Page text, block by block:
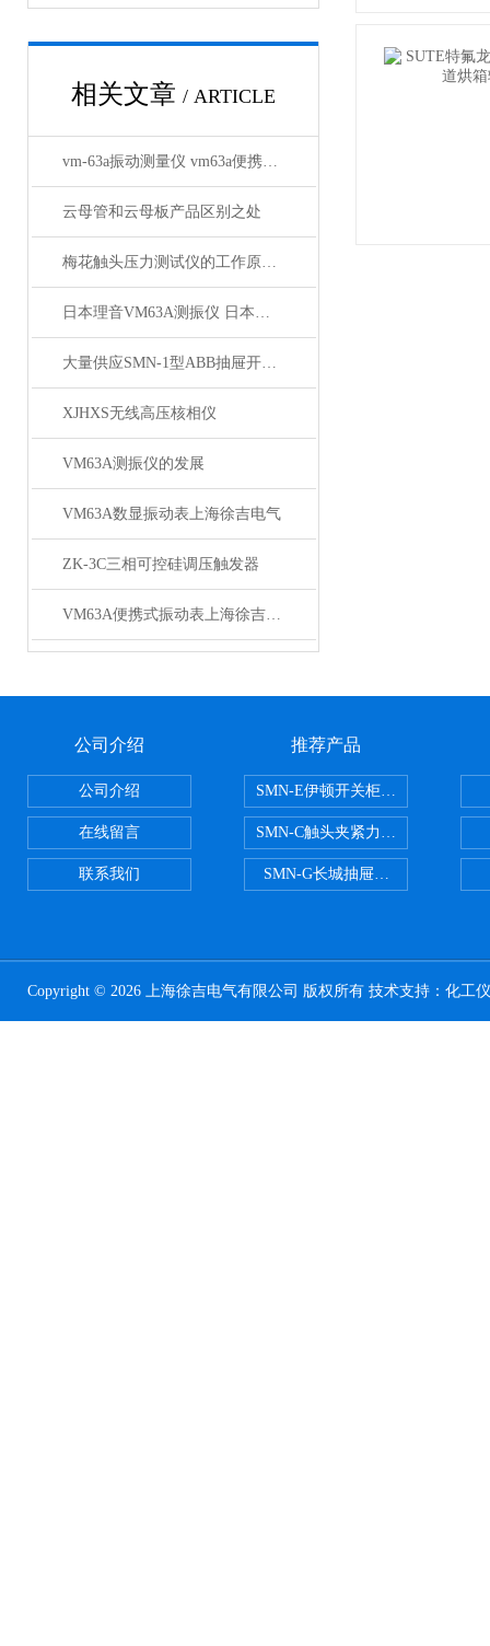
相关文章 / ARTICLE
vm-63a振动测量仪 vm63a便携式测振仪厂家推荐
云母管和云母板产品区别之处
梅花触头压力测试仪的工作原理与设计特点
日本理音VM63A测振仪 日本理音VM63A测振仪*
大量供应SMN-1型ABB抽屉开关柜触点压力检测仪
XJHXS无线高压核相仪
VM63A测振仪的发展
VM63A数显振动表上海徐吉电气
ZK-3C三相可控硅调压触发器
VM63A便携式振动表上海徐吉电气
公司介绍
公司介绍
在线留言
联系我们
推荐产品
SMN-E伊顿开关柜触头夹紧力检
SMN-C触头夹紧力检测仪
SMN-G长城抽屉开关柜触头夹紧
Copyright © 2026 上海徐吉电气有限公司 版权所有 技术支持： 化工